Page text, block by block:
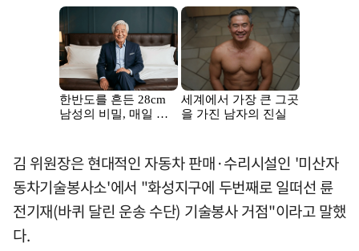
김 위원장은 현대적인 자동차 판매·수리시설인 '미산자
동차기술봉사소'에서 "화성지구에 두번째로 일떠선 륜
전기재(바퀴 달린 운송 수단) 기술봉사 거점"이라고 말했
다.